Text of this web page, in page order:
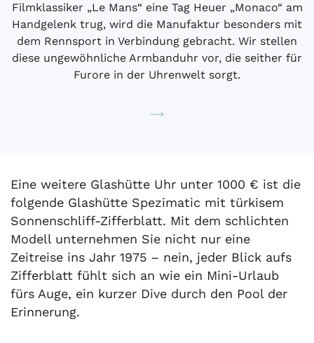
Filmklassiker „Le Mans“ eine Tag Heuer „Monaco“ am
Handgelenk trug, wird die Manufaktur besonders mit
dem Rennsport in Verbindung gebracht. Wir stellen
diese ungewöhnliche Armbanduhr vor, die seither für
Furore in der Uhrenwelt sorgt.
Eine weitere Glashütte Uhr unter 1000 € ist die
folgende Glashütte Spezimatic mit türkisem
Sonnenschliff-Zifferblatt. Mit dem schlichten
Modell unternehmen Sie nicht nur eine
Zeitreise ins Jahr 1975 – nein, jeder Blick aufs
Zifferblatt fühlt sich an wie ein Mini-Urlaub
fürs Auge, ein kurzer Dive durch den Pool der
Erinnerung.